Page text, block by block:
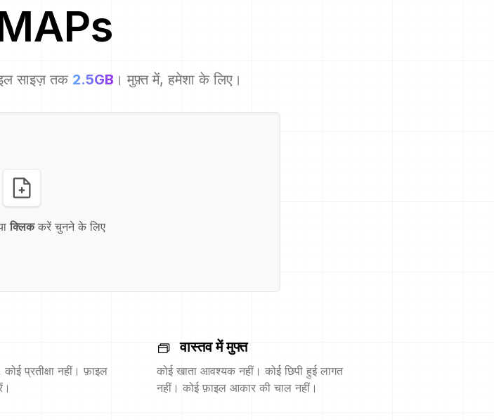
s
साइज़ तक 2.5GB । मुफ़्त में, हमेशा के लिए।
क्लिककरें चुनने के लिए
प्रतीक्षा नहीं। फ़ाइल
वास्तव में मुफ्त
कोई खाता आवश्यक नहीं। कोई छिपी हुई लागत
नहीं। कोई फ़ाइल आकार की चाल नहीं।